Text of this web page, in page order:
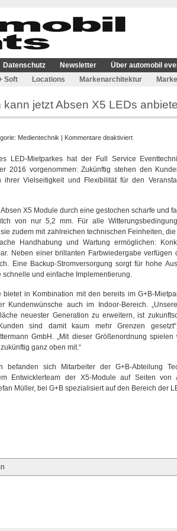
Datenschutz Newsletter Über automobil
Soft Locations Markenarchitektur
jetzt Absen X5 LEDs
Medientechnik | Kommentare deaktiviertfür
+
Battermann
kann
X5
LEDs
anbieten
LED-Mietparkes hat der Full Service
2016 vorgenommen: Zukünftig stehen den
Vielseitigkeit und Flexibilität für den
X5 Module durch eine gestochen scharfe und
von nur 5,2 mm. Für alle
zudem mit zahlreichen technischen Feinheiten,
Handhabung und Wartung ermöglichen:
Neben einer brillanten Farbwiedergabe verfügen
Eine Backup-Stromversorgung sorgt für hohe
und einfache Implementierung.
in Kombination mit den bereits im G+B-
Kundenwünsche auch im Indoor-Bereich.
neuester Generation zu erweitern, ist
sind damit kaum mehr Grenzen
GmbH. „Mit dieser Größenordnung
ganz oben mit.“
befanden sich Mitarbeiter der G+B-Abteilung
Entwicklerteam der X5-Module auf Seiten von
Müller, bei G+B spezialisiert auf den Bereich der